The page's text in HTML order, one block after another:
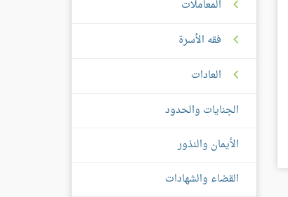
المعاملات
فقه الأسرة
العادات
الجنايات والحدود
الأيمان والنذور
القضاء والشهادات